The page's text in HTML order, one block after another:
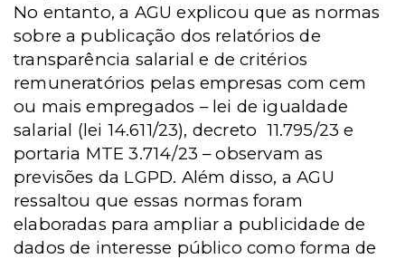
No entanto, a AGU explicou que as normas
sobre a publicação dos relatórios de
transparência salarial e de critérios
remuneratórios pelas empresas com cem
ou mais empregados – lei de igualdade
salarial (lei 14.611/23), decreto 11.795/23 e
portaria MTE 3.714/23 – observam as
previsões da LGPD. Além disso, a AGU
ressaltou que essas normas foram
elaboradas para ampliar a publicidade de
dados de interesse público como forma de